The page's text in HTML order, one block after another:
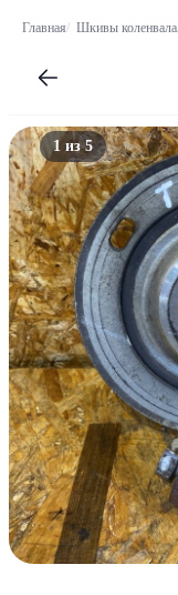
Главная Шкивы коленвала
1 из 5